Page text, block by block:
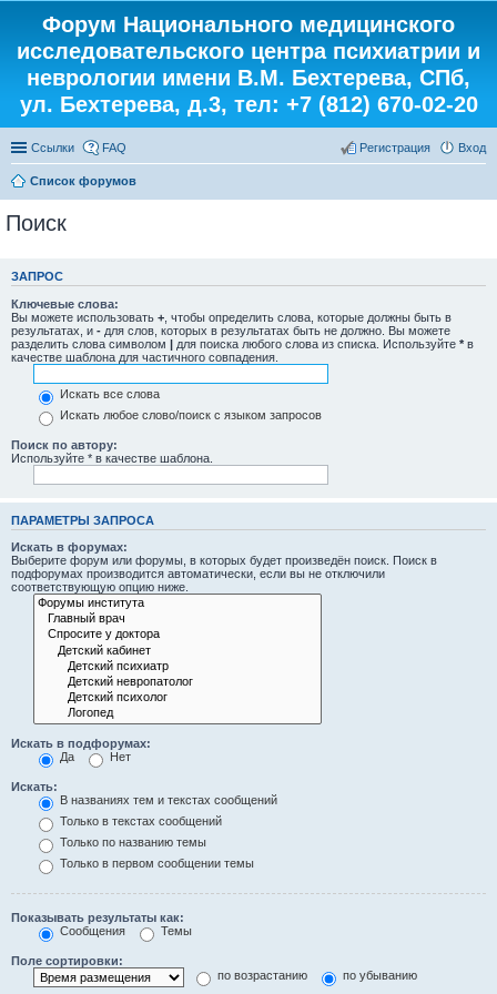
Форум Национального медицинского
исследовательского центра психиатрии и
неврологии имени В.М. Бехтерева, СПб,
ул. Бехтерева, д.3, тел: +7 (812) 670-02-20
Ссылки FAQ Вход
Регистрация
Список форумов
Поиск
ЗАПРОС
Ключевые слова:
Вы можете использовать + , чтобы определить слова, которые должны быть в
результатах, и - для слов, которых в результатах быть не должно. Вы можете
разделить слова символом | для поиска любого слова из списка. Используйте * в
качестве шаблона для частичного совпадения.
Искать все слова
Искать любое слово/поиск с языком запросов
Поиск по автору:
Используйте * в качестве шаблона.
ПАРАМЕТРЫ ЗАПРОСА
Искать в форумах:
Выберите форум или форумы, в которых будет произведён поиск. Поиск в
подфорумах производится автоматически, если вы не отключили
соответствующую опцию ниже.
Искать в подфорумах:
Да
Нет
Искать:
В названиях тем и текстах сообщений
Только в текстах сообщений
Только по названию темы
Только в первом сообщении темы
Показывать результаты как:
Сообщения
Темы
Поле сортировки:
по возрастанию
по убыванию